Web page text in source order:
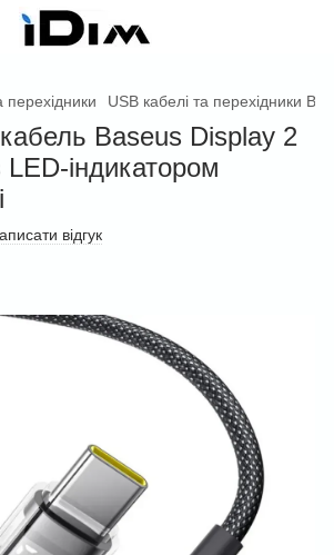
перехідники USB кабелі та перехідники
Baseus Display 2
індикатором
відгук